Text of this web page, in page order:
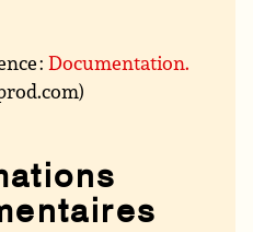
:Documentation.